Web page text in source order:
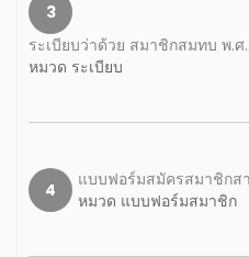
3
ระเบียบว่าด้วย สมาชิกสมทบ พ.
หมวด ระเบียบ
4
แบบฟอร์มสมัครสมาชิกส
หมวด แบบฟอร์มสมาชิก